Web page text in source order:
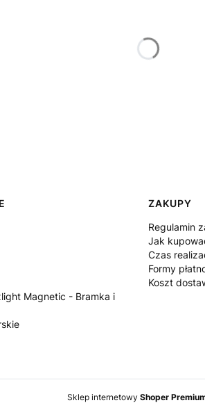
Magnetic - Bramka i
ZAKUPY
Regulamin
Jak
Czas
Formy
Koszt
Sklep internetowy Shoper